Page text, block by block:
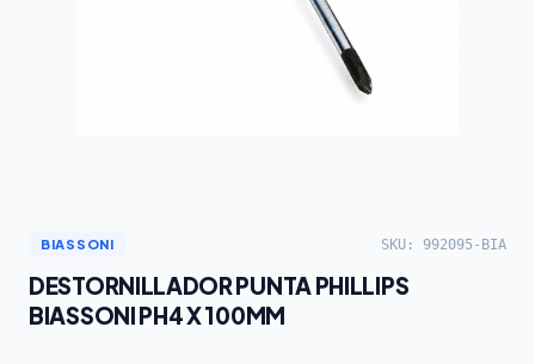
BIASSONI SKU: 992095-BIA
DESTORNILLADOR PUNTA PHILLIPS
BIASSONI PH4 X 100MM